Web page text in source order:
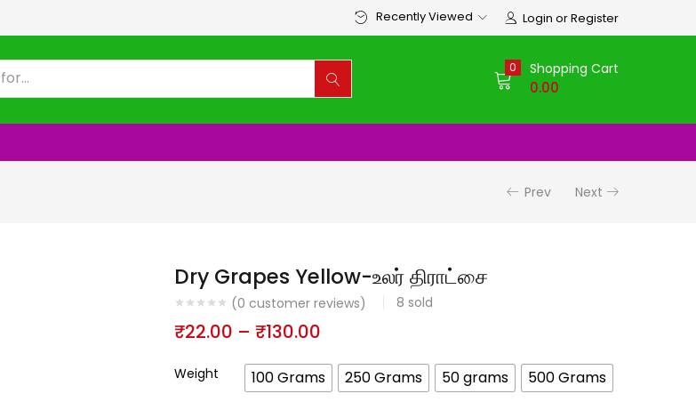
Login or Register
Recently Viewed
0 Shopping Cart
0.00
Prev Next
Dry Grapes Yellow-உலர் திராட்சை
(0 customer reviews) 8 sold
₹22.00 – ₹130.00
Weight 100 Grams 250 Grams 50 grams 500 Grams